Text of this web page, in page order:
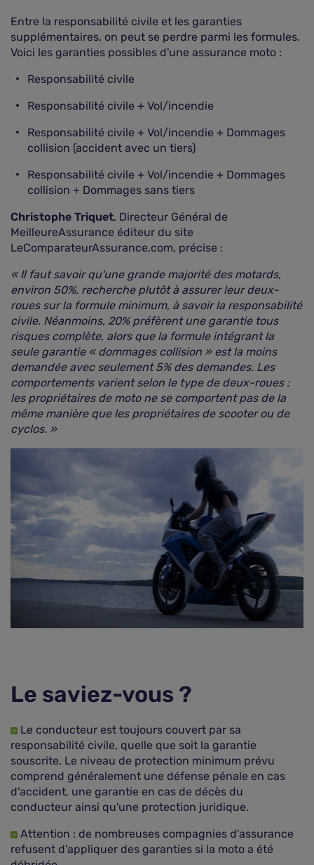
Entre la responsabilité civile et les garanties
supplémentaires, on peut se perdre parmi les formules.
Voici les garanties possibles d'une assurance moto :
Responsabilité civile
Responsabilité civile + Vol/incendie
Responsabilité civile + Vol/incendie + Dommages
collision (accident avec un tiers)
Responsabilité civile + Vol/incendie + Dommages
collision + Dommages sans tiers
Christophe Triquet, Directeur Général de
MeilleureAssurance éditeur du site
LeComparateurAssurance.com, précise :
« Il faut savoir qu'une grande majorité des motards,
environ 50%, recherche plutôt à assurer leur deux-
roues sur la formule minimum, à savoir la responsabilité
civile. Néanmoins, 20% préfèrent une garantie tous
risques complète, alors que la formule intégrant la
seule garantie « dommages collision » est la moins
demandée avec seulement 5% des demandes. Les
comportements varient selon le type de deux-roues :
les propriétaires de moto ne se comportent pas de la
même manière que les propriétaires de scooter ou de
cyclos. »
Le saviez-vous ?
Le conducteur est toujours couvert par sa
responsabilité civile, quelle que soit la garantie
souscrite. Le niveau de protection minimum prévu
comprend généralement une défense pénale en cas
d'accident, une garantie en cas de décès du
conducteur ainsi qu'une protection juridique.
Attention : de nombreuses compagnies d'assurance
refusent d'appliquer des garanties si la moto a été